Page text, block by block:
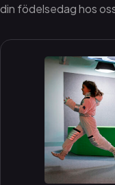
din födelsedag hos